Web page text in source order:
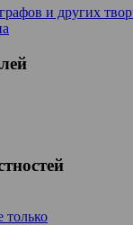
и других
только